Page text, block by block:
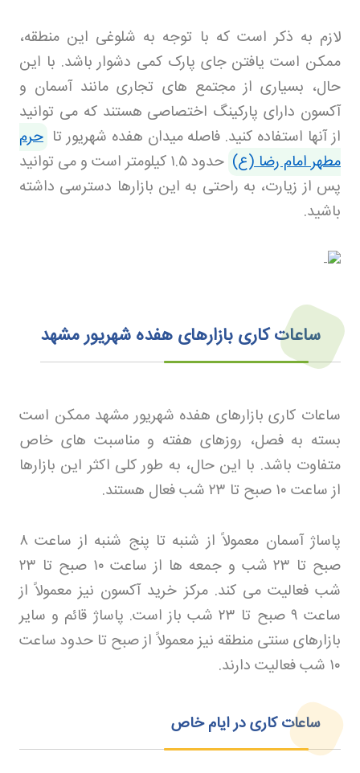
لازم به ذکر است که با توجه به شلوغی این منطقه،
ممکن است یافتن جای پارک کمی دشوار باشد. با این
حال، بسیاری از مجتمع های تجاری مانند آسمان و
آکسون دارای پارکینگ اختصاصی هستند که می توانید
از آنها استفاده کنید. فاصله میدان هفده شهریور تا حرم
مطهر امام رضا (ع) حدود۱.۵کیلومتر است و می توانید
پس از زیارت، به راحتی به این بازارها دسترسی داشته
باشید.
ساعات کاری بازارهای هفده شهریور مشهد
ساعات کاری بازارهای هفده شهریور مشهد ممکن است
بسته به فصل، روزهای هفته و مناسبت های خاص
متفاوت باشد. با این حال، به طور کلی اکثر این بازارها
از ساعت۱۰صبح تا ۲۳شب فعال هستند.
پاساژ آسمان معمولاً از شنبه تا پنج شنبه از ساعت ۸
صبح تا ۲۳شب و جمعه ها از ساعت ۱۰ صبح تا ۲۳
شب فعالیت می کند. مرکز خرید آکسون نیز معمولاً از
ساعت ۹ صبح تا ۲۳شب باز است. پاساژ قائم و سایر
بازارهای سنتی منطقه نیز معمولاً از صبح تا حدود ساعت
۱۰ شب فعالیت دارند.
ساعات کاری در ایام خاص